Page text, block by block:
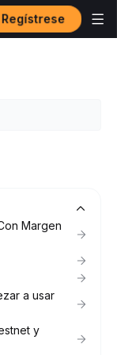
Regístrese
Margen
a usar
y